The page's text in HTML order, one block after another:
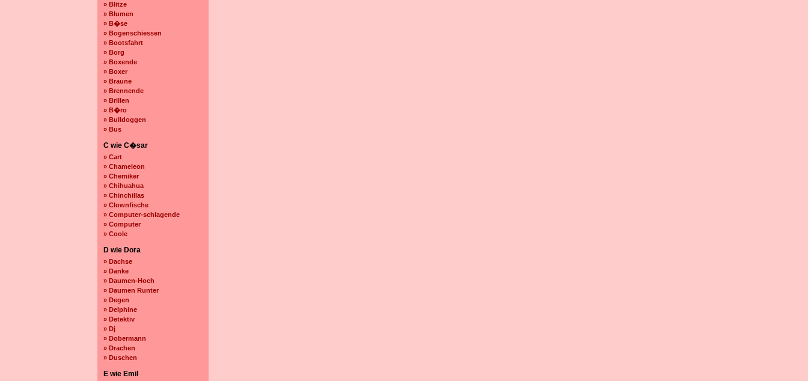
» Blitze
» Blumen
» B�se
» Bogenschiessen
» Bootsfahrt
» Borg
» Boxende
» Boxer
» Braune
» Brennende
» Brillen
» B�ro
» Bulldoggen
» Bus
C wie C�sar
» Cart
» Chameleon
» Chemiker
» Chihuahua
» Chinchillas
» Clownfische
» Computer-schlagende
» Computer
» Coole
D wie Dora
» Dachse
» Danke
» Daumen-Hoch
» Daumen Runter
» Degen
» Delphine
» Detektiv
» Dj
» Dobermann
» Drachen
» Duschen
E wie Emil